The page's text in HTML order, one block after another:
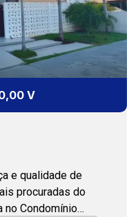
V
e qualidade de
procuradas do
no Condomínio